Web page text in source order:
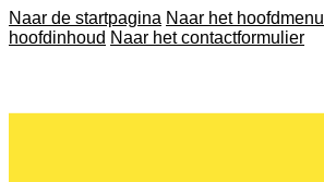
Naar de startpagina Naar het hoofdmenu
hoofdinhoud Naar het contactformulier